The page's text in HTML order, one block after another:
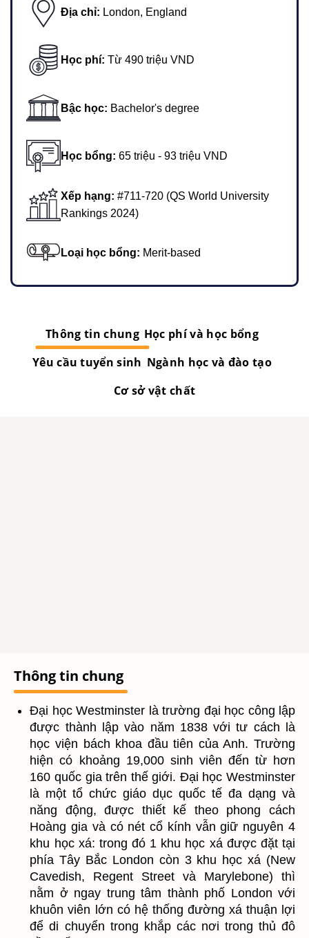
Địa chỉ: London, England
Học phí: Từ 490 triệu VND
Bậc học: Bachelor's degree
Học bổng: 65 triệu - 93 triệu VND
Xếp hạng: #711-720 (QS World University
Rankings 2024)
Loại học bổng: Merit-based
Thông tin chung Học phí và học bổng
Yêu cầu tuyển sinh Ngành học và đào tạo
Cơ sở vật chất
Thông tin chung
Đại học Westminster là trường đại học công lập
được thành lập vào năm 1838 với tư cách là
học viện bách khoa đầu tiên của Anh. Trường
hiện có khoảng 19,000 sinh viên đến từ hơn
160 quốc gia trên thế giới. Đại học Westminster
là một tổ chức giáo dục quốc tế đa dạng và
năng động, được thiết kế theo phong cách
Hoàng gia và có nét cổ kính vẫn giữ nguyên 4
khu học xá: trong đó 1 khu học xá được đặt tại
phía Tây Bắc London còn 3 khu học xá (New
Cavedish, Regent Street và Marylebone) thì
nằm ở ngay trung tâm thành phố London với
khuôn viên lớn có hệ thống đường xá thuận lợi
để di chuyển trong khắp các nơi trong thủ đô